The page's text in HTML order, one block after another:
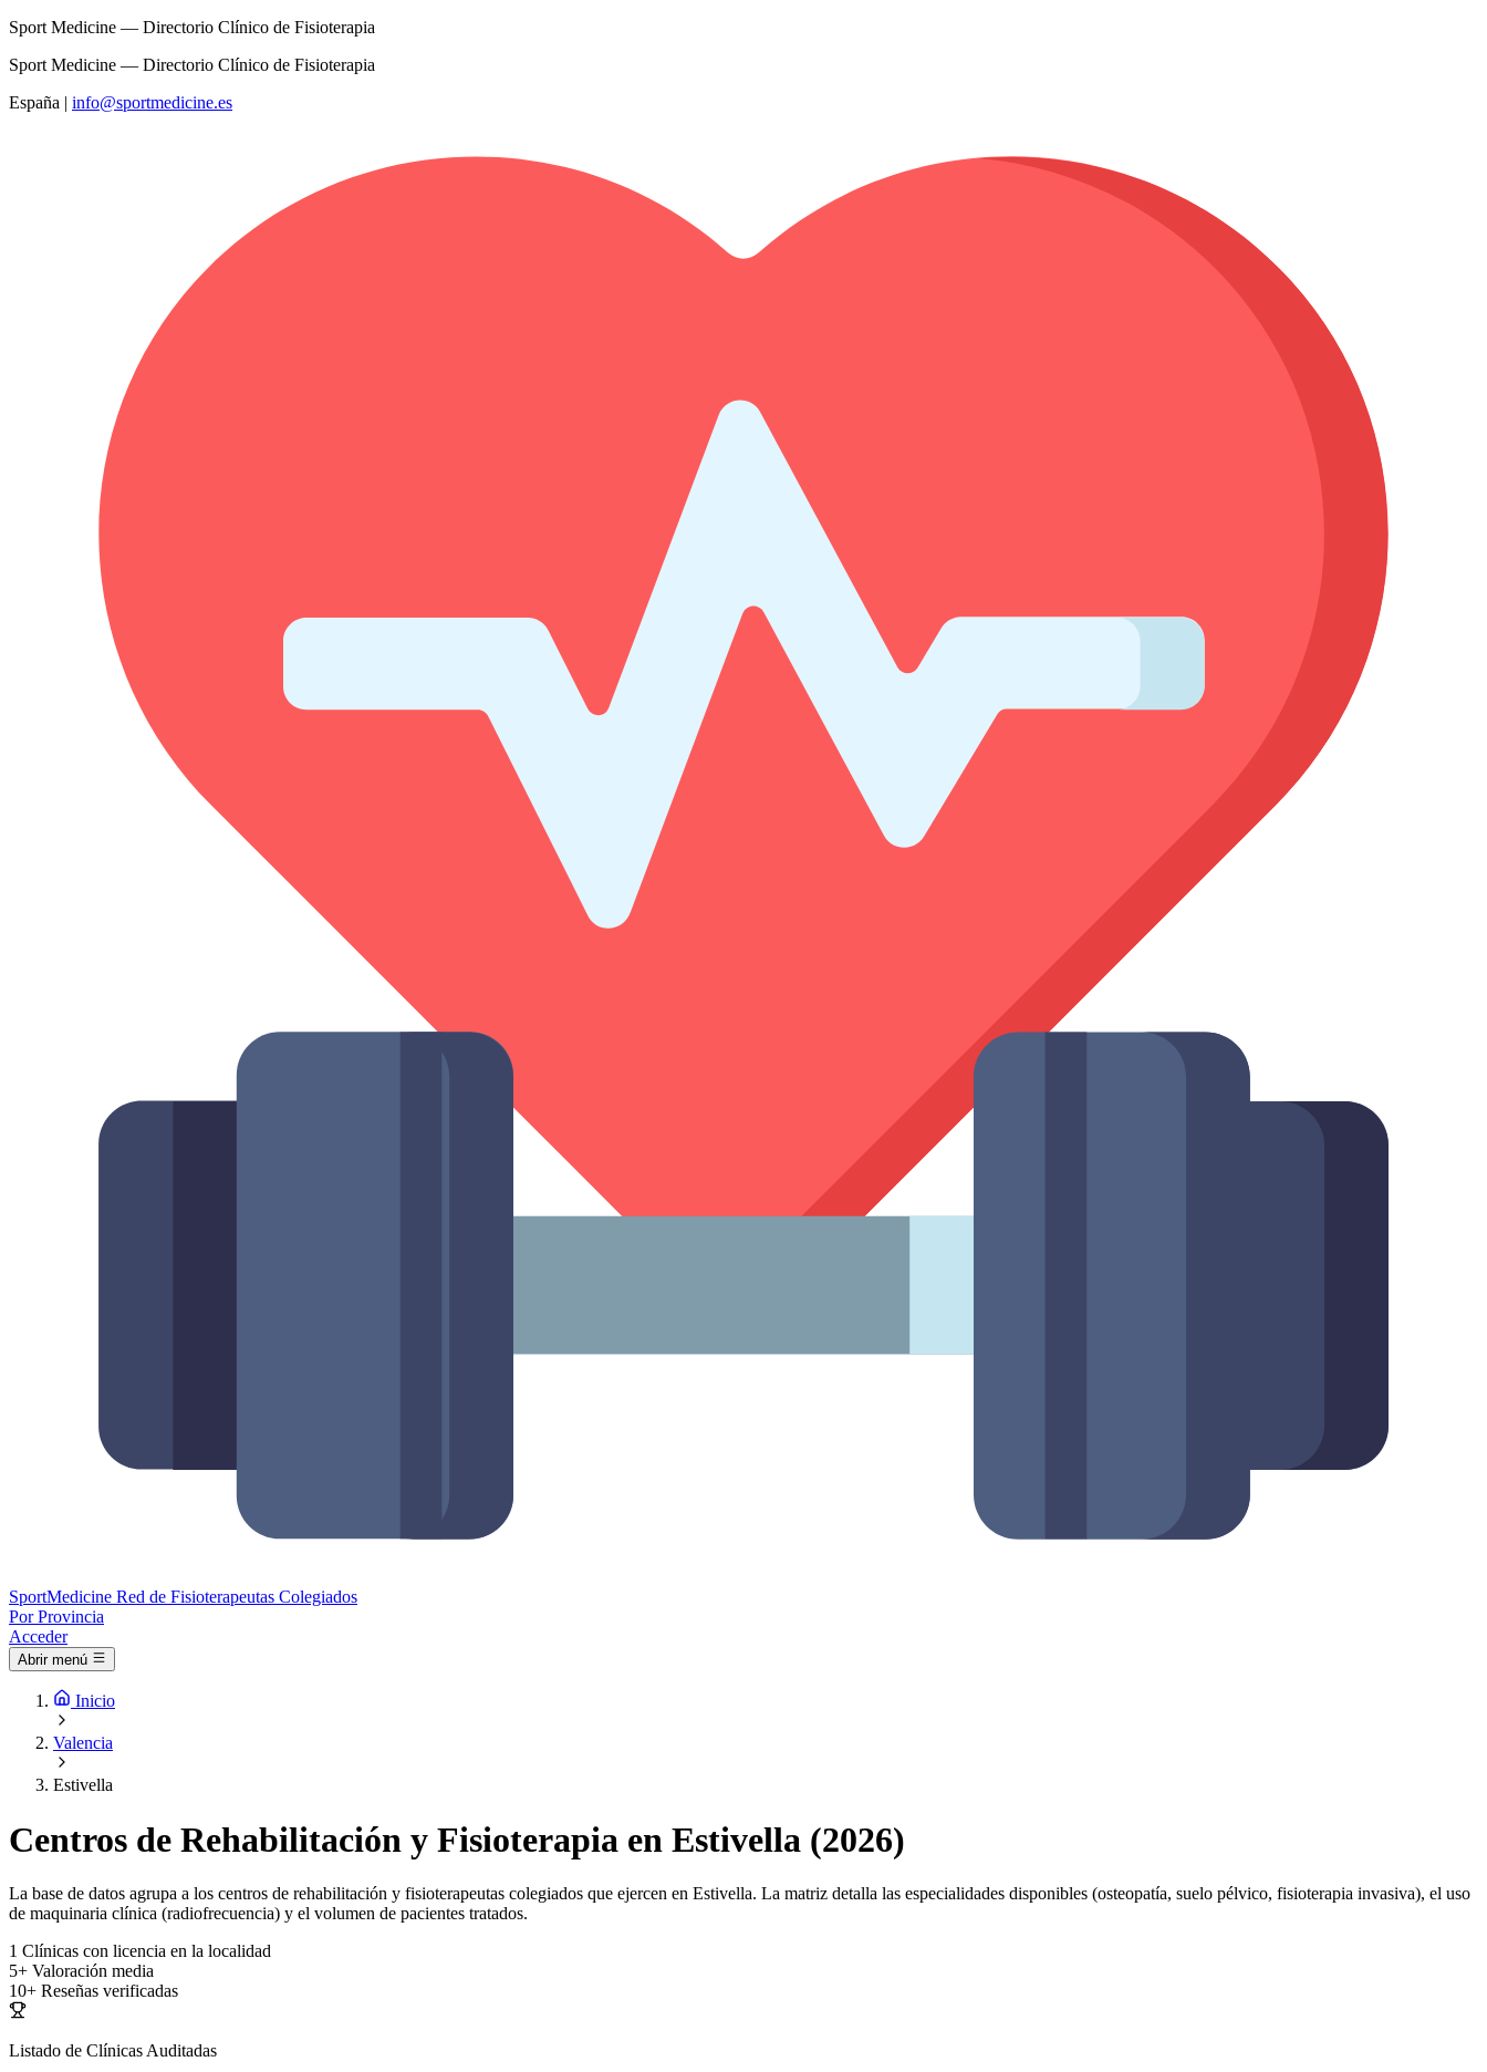
Sport Medicine — Directorio Clínico de Fisioterapia
Sport Medicine — Directorio Clínico de Fisioterapia
España | info@sportmedicine.es
SportMedicine Red de Fisioterapeutas Colegiados
Por Provincia
Acceder
Abrir menú
Inicio
Valencia
Estivella
Centros de Rehabilitación y Fisioterapia en Estivella (2026)
La base de datos agrupa a los centros de rehabilitación y fisioterapeutas colegiados que ejercen en Estivella. La matriz detalla las especialidades disponibles (osteopatía, suelo pélvico, fisioterapia invasiva), el uso
de maquinaria clínica (radiofrecuencia) y el volumen de pacientes tratados.
1 Clínicas con licencia en la localidad
5+ Valoración media
10+ Reseñas verificadas
Listado de Clínicas Auditadas